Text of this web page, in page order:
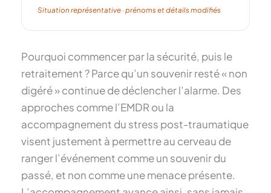
Situation représentative · prénoms et détails modifiés
Pourquoi commencer par la sécurité, puis le
retraitement ? Parce qu’un souvenir resté « non
digéré » continue de déclencher l’alarme. Des
approches comme l’EMDR ou la
accompagnement du stress post-traumatique
visent justement à permettre au cerveau de
ranger l’événement comme un souvenir du
passé, et non comme une menace présente.